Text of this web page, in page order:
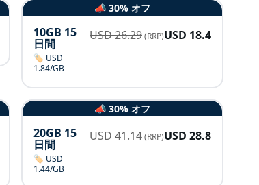
📣 30% オフ
10GB 15
日間
🏷️ USD
1.84/GB
USD26.29(RRP)USD 18.4
📣 30% オフ
20GB 15
日間
🏷️ USD
1.44/GB
USD41.14(RRP)USD 28.8